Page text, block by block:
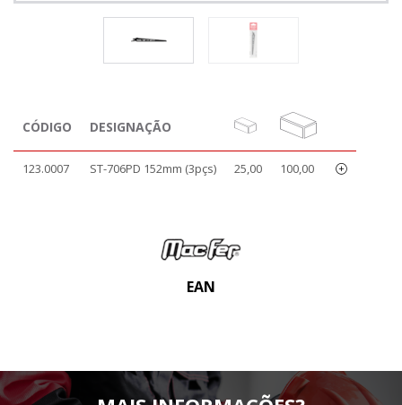
CÓDIGO DESIGNAÇÃO
123.0007 ST-706PD 152mm (3pçs) 25,00 100,00
EAN